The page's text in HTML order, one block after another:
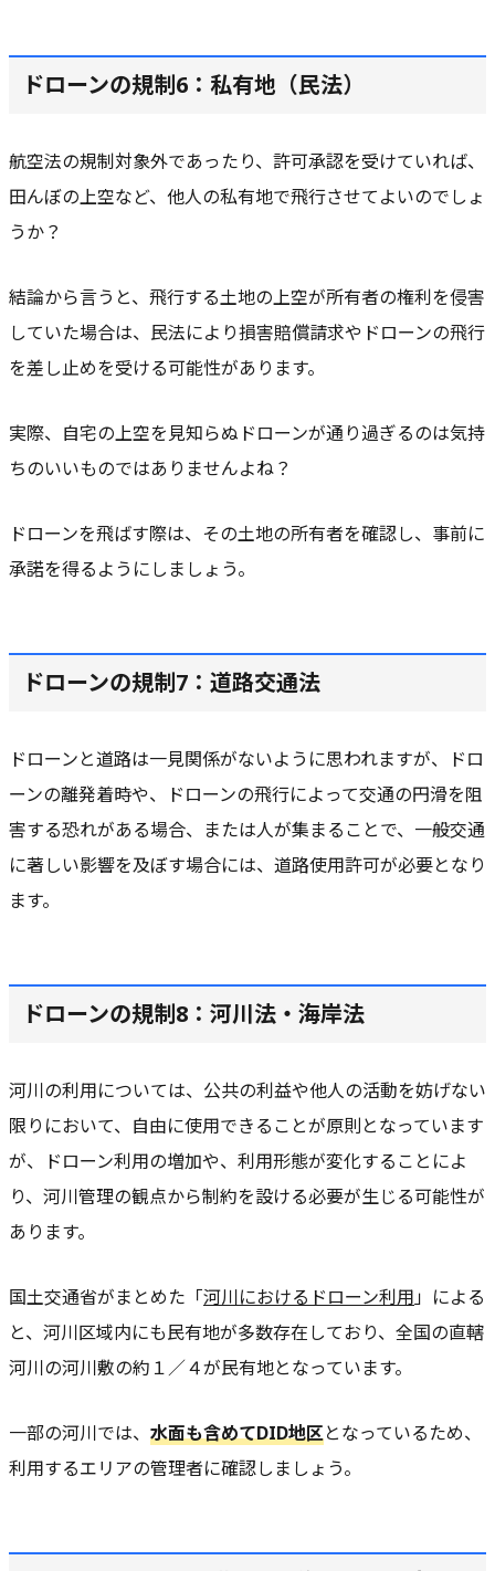
ドローンの規制6：私有地（民法）
航空法の規制対象外であったり、許可承認を受けていれば、
田んぼの上空など、他人の私有地で飛行させてよいのでしょ
うか？
結論から言うと、飛行する土地の上空が所有者の権利を侵害
していた場合は、民法により損害賠償請求やドローンの飛行
を差し止めを受ける可能性があります。
実際、自宅の上空を見知らぬドローンが通り過ぎるのは気持
ちのいいものではありませんよね？
ドローンを飛ばす際は、その土地の所有者を確認し、事前に
承諾を得るようにしましょう。
ドローンの規制7：道路交通法
ドローンと道路は一見関係がないように思われますが、
ドロ
ーンの離発着時や、ドローンの飛行によって交通の円滑を阻
害する恐れがある場合、または人が集まることで、一般交通
に著しい影響を及ぼす場合には、 道路使用許可が必要となり
ます。
ドローンの規制8：河川法・海岸法
河川の利用については、公共の利益や他人の活動を妨げない
限りにおいて、自由に使用できることが原則となっています
が、ドローン利用の増加や、利用形態が変化することによ
り、河川管理の観点から制約を設ける必要が生じる可能性が
あります。
国土交通省がまとめた「河川におけるドローン利用」による
と、河川区域内にも民有地が多数存在しており、 全国の直轄
河川の河川敷の約１／４が民有地となっています。
一部の河川では、 水面も含めてDID地区となっているため、
利用するエリアの管理者に確認しましょう。